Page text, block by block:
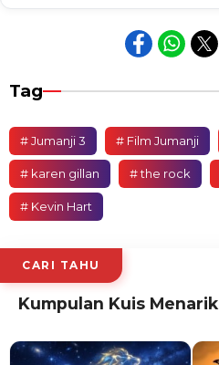
Tag
# Jumanji 3 # Film Jumanji
# karen gillan # the rock
# Kevin Hart
CARI TAHU
Kumpulan Kuis Menarik